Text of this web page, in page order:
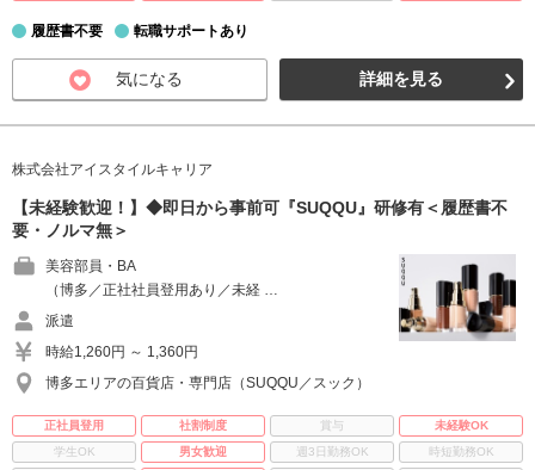
履歴書不要 転職サポートあり
気になる 詳細を見る
株式会社アイスタイルキャリア
【未経験歓迎！】◆即日から事前可『SUQQU』研修有＜履歴書不
要・ノルマ無＞
美容部員・BA
（博多／正社社員登用あり／未経 …
派遣
時給1,260円 ～ 1,360円
博多エリアの百貨店・専門店（SUQQU／スック）
正社員登用 社割制度 賞与
未経験OK
学生OK
男女歓迎 週3日勤務OK
時短勤務OK